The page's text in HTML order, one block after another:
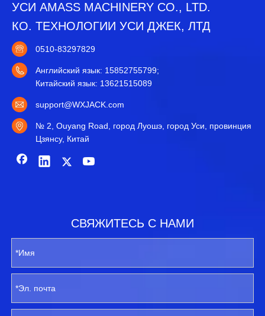
УСИ AMASS MACHINERY CO., LTD.
КО. ТЕХНОЛОГИИ УСИ ДЖЕК, ЛТД
0510-83297829
Английский язык: 15852755799;
Китайский язык: 13621515089
support@WXJACK.com
№ 2, Ouyang Road, город Луошэ, город Уси, провинция
Цзянсу, Китай
СВЯЖИТЕСЬ С НАМИ